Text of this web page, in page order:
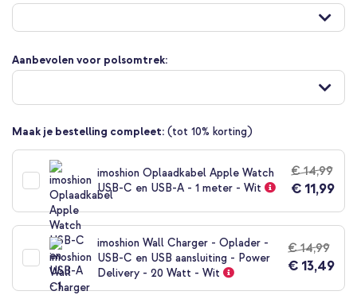
naar
begin
de
Aanbevolen voor polsomtrek:
Maak je bestelling compleet: (tot 10% korting)
imoshion Oplaadkabel Apple Watch
USB-C en USB-A - 1 meter - Wit
€ 14,99
€ 11,99
imoshion Wall Charger - Oplader -
USB-C en USB aansluiting - Power
Delivery - 20 Watt - Wit
€ 14,99
€ 13,49